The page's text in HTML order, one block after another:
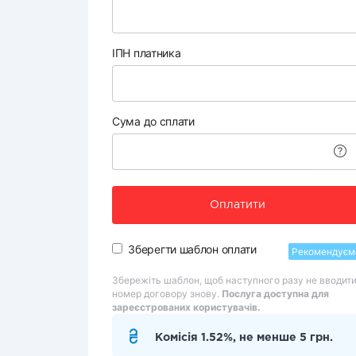
ІПН платника
Сума до сплати
Оплатити
Зберегти шаблон оплати
Збережіть шаблон, щоб наступного разу не вводити
номер договору знову. Послуга доступна для
зареєстрованих користувачів.
Комісія 1.52%, не менше 5 грн.